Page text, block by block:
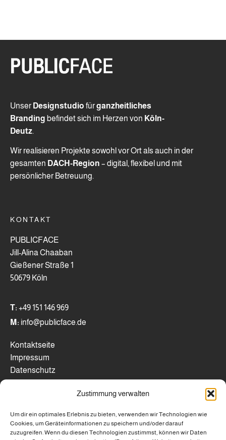
Zustimmung verwalten
Um dir ein optimales Erlebnis zu bieten, verwenden wir Technologien wie
Cookies, um Geräteinformationen zu speichern und/oder darauf
zuzugreifen. Wenn du diesen Technologien zustimmst, können wir Daten
Unser Designstudio fürganzheitliches
Branding befindet sich im Herzen von Köln-
Deutz.
Wir realisieren Projekte sowohl vor Ort als auch in der
gesamten DACH-Region – digital, flexibel und mit
persönlicher Betreuung.
KONTAKT
PUBLICFACE
Jill-Alina Chaaban
Gießener Straße 1
50679 Köln
T: +49 151 146 969
M: info@publicface.de
Kontaktseite
Impressum
Datenschutz
WICHTIGE LINKS
Webseiten-Check
Mentoring- Programm